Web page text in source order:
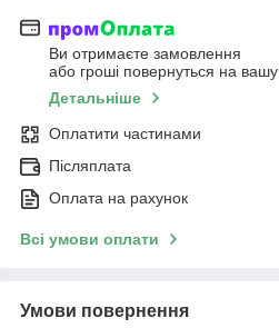
Ви отримаєте замовлення
або гроші повернуться на вашу
Детальніше
Оплатити частинами
Післяплата
Оплата на рахунок
Всі умови оплати
Умови повернення